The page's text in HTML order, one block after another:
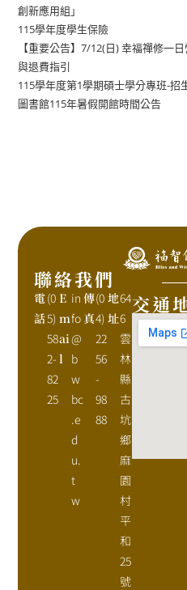
創新應用組」
115學年度學生保險
【重要公告】7/12(日) 幸福禪修一
與退費指引
115學年度第1學期碩士學分專班-招
圖書館115年暑假開館時間公告
聯絡我們
電
話
(0
5)
58
2-
82
25
E
m
ai
l
in
fo
@
b
w
bc
.e
d
u.
t
w
傳
真
(0
4)
22
56
-
98
88
地
址
64
6
雲
林
縣
古
坑
鄉
麻
園
村
平
和
25
號
交通